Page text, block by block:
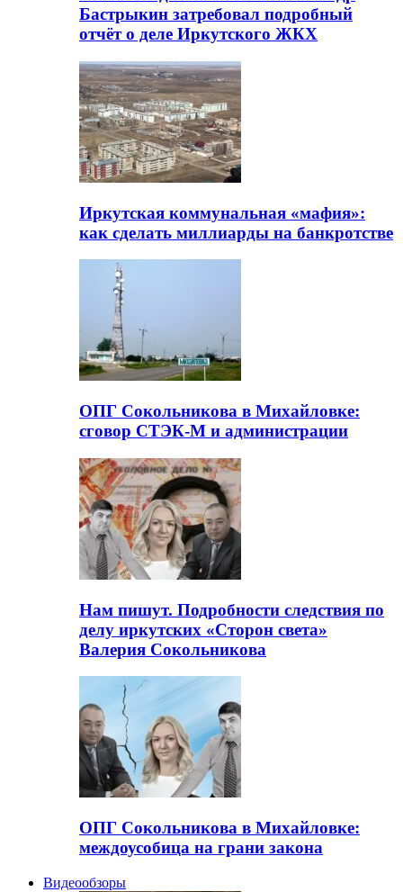
Бастрыкин затребовал подробный
отчёт о деле Иркутского ЖКХ
Иркутская коммунальная «мафия»:
как сделать миллиарды на банкротстве
ОПГ Сокольникова в Михайловке:
сговор СТЭК-М и администрации
Нам пишут. Подробности следствия по
делу иркутских «Сторон света»
Валерия Сокольникова
ОПГ Сокольникова в Михайловке:
междоусобица на грани закона
Видеообзоры